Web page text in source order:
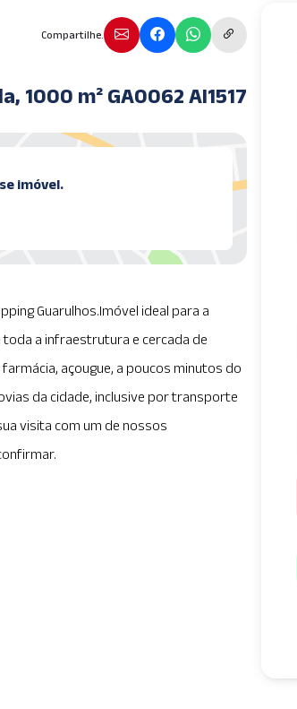
Compartilhe.
1000 m² GA0062 AI1517
imóvel.
Guarulhos.Imóvel ideal para a
toda a infraestrutura e cercada de
açougue, a poucos minutos do
da cidade, inclusive por transporte
visita com um de nossos